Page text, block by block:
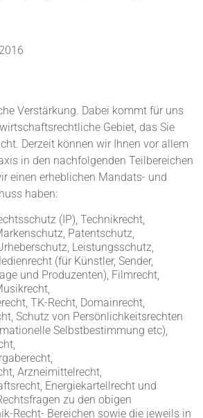
Verstärkung. Dabei kommt für uns
Gebiet, das Sie
Derzeit können wir Ihnen vor allem
in den nachfolgenden Teilbereichen
einen erheblichen Mandats- und
haben:
(IP), Technikrecht,
Patentschutz,
Leistungsschutz,
(für Künstler, Sender,
und Produzenten), Filmrecht,
TK-Recht, Domainrecht,
Schutz von Persönlichkeitsrechten
Selbstbestimmung etc),
Arzneimittelrecht,
Energiekartellrecht und
zu den obigen
Recht- Bereichen sowie die jeweils in